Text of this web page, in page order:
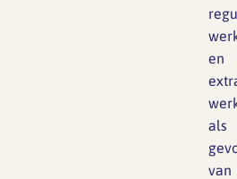
en
als
van